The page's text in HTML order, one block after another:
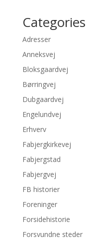
Categories
Adresser
Anneksvej
Bloksgaardvej
Børringvej
Dubgaardvej
Engelundvej
Erhverv
Fabjergkirkevej
Fabjergstad
Fabjergvej
FB historier
Foreninger
Forsidehistorie
Forsvundne steder